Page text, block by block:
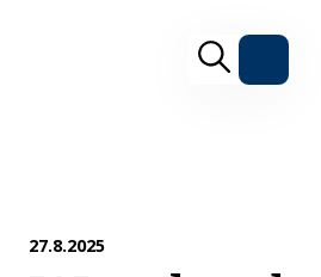
27.8.2025